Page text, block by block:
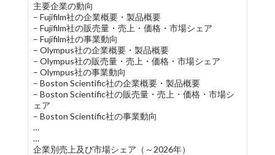
主要企業の動向
– Fujifilm社の企業概要・製品概要
– Fujifilm社の販売量・売上・価格・市場シェア
– Fujifilm社の事業動向
– Olympus社の企業概要・製品概要
– Olympus社の販売量・売上・価格・市場シェア
– Olympus社の事業動向
– Boston Scientific社の企業概要・製品概要
– Boston Scientific社の販売量・売上・価格・市場シ
ェア
– Boston Scientific社の事業動向
…
…
企業別売上及び市場シェア（～2026年）